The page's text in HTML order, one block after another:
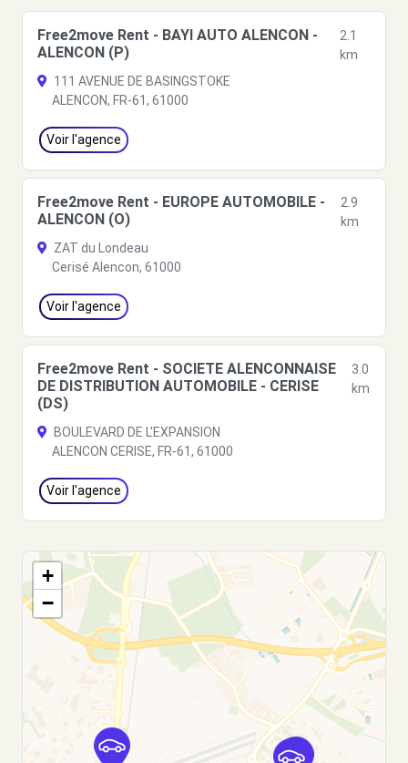
Free2move Rent - BAYI AUTO ALENCON -
ALENCON (P)
2.1
km
111 AVENUE DE BASINGSTOKE
ALENCON, FR-61, 61000
Voir l'agence
Free2move Rent - EUROPE AUTOMOBILE -
ALENCON (O)
2.9
km
ZAT du Londeau
Cerisé Alencon, 61000
Voir l'agence
Free2move Rent - SOCIETE ALENCONNAISE
DE DISTRIBUTION AUTOMOBILE - CERISE
(DS)
3.0
km
BOULEVARD DE L'EXPANSION
ALENCON CERISE, FR-61, 61000
Voir l'agence
+
−